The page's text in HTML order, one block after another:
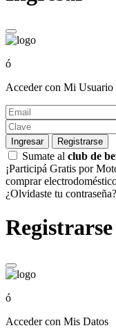
ó
Acceder con Mi Usuario
Ingresar Registrarse
Sumate al club de
¡Participá Gratis por
comprar
¿Olvidaste tu contraseña?
Registrarse
ó
Acceder con Mis Datos